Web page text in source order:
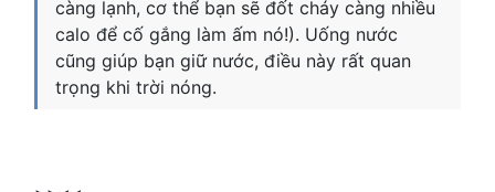
càng lạnh, cơ thể bạn sẽ đốt cháy càng nhiều
calo để cố gắng làm ấm nó!). Uống nước
cũng giúp bạn giữ nước, điều này rất quan
trọng khi trời nóng.